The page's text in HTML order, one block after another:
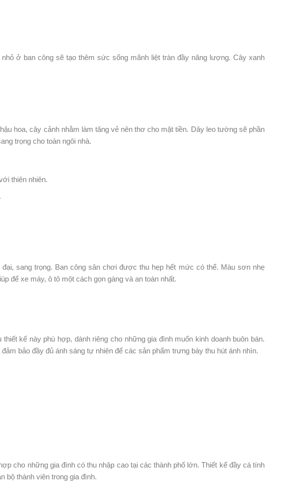
ở ban công sẽ tạo thêm sức sống mãnh liệt tràn đầy năng lượng. Cây xanh
hoa, cây cảnh nhằm làm tăng vẻ nên thơ cho mặt tiền. Dây leo tường sẽ phần
trọng cho toàn ngôi nhà.
thiên nhiên.
sang trọng. Ban công sân chơi được thu hẹp hết mức có thể. Màu sơn nhẹ
để xe máy, ô tô một cách gọn gàng và an toàn nhất.
kế này phù hợp, dành riêng cho những gia đình muốn kinh doanh buôn bán.
bảo đầy đủ ánh sáng tự nhiên để các sản phẩm trưng bày thu hút ánh nhìn.
cho những gia đình có thu nhập cao tại các thành phố lớn. Thiết kế đầy cá tính
bộ thành viên trong gia đình.